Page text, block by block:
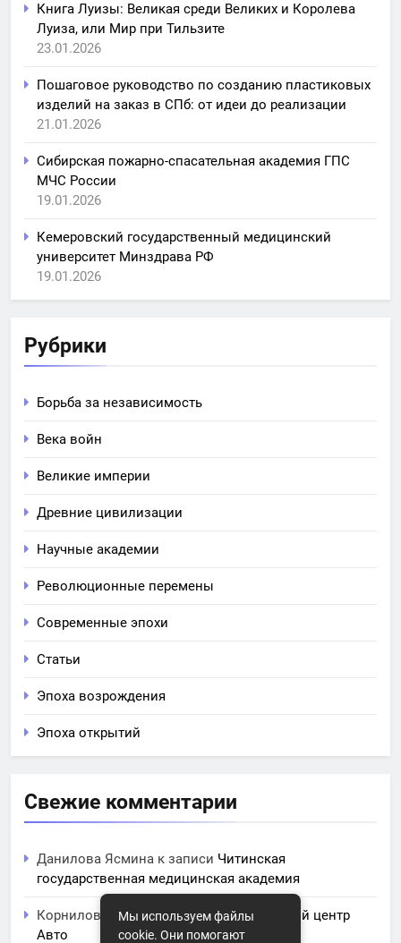
Книга Луизы: Великая среди Великих и Королева
Луиза, или Мир при Тильзите
23.01.2026
Пошаговое руководство по созданию пластиковых
изделий на заказ в СПб: от идеи до реализации
21.01.2026
Сибирская пожарно-спасательная академия ГПС
МЧС России
19.01.2026
Кемеровский государственный медицинский
университет Минздрава РФ
19.01.2026
Рубрики
Борьба за независимость
Века войн
Великие империи
Древние цивилизации
Научные академии
Революционные перемены
Современные эпохи
Статьи
Эпоха возрождения
Эпоха открытий
Свежие комментарии
Данилова Ясмина к записи Читинская
государственная медицинская академия
Корнилова Анитак записиЧПОУ Учебный центр
Авто
Мы используем файлы
cookie. Они помогают